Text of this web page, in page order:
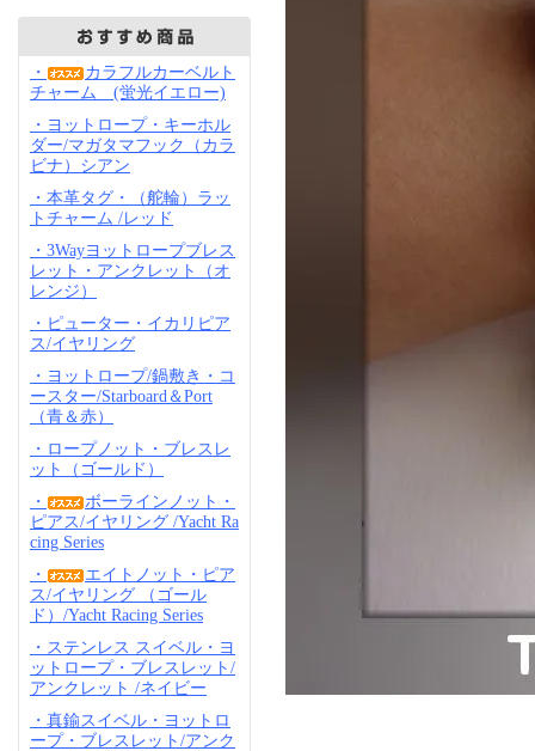
・
カラフルカーベルト
チャーム (蛍光イエロー)
・ヨットロープ・キーホル
ダー/マガタマフック（カラ
ビナ）シアン
・本革タグ・（舵輪）ラッ
トチャーム /レッド
・3Wayヨットロープブレス
レット・アンクレット（オ
レンジ）
・ピューター・イカリピア
ス/イヤリング
・ヨットロープ/鍋敷き・コ
ースター/Starboard＆Port
（青＆赤）
・ロープノット・ブレスレ
ット（ゴールド）
・
ボーラインノット・
ピアス/イヤリング /Yacht Ra
cing Series
・
エイトノット・ピア
ス/イヤリング （ゴール
ド）/Yacht Racing Series
・ステンレス スイベル・ヨ
ットロープ・ブレスレット/
アンクレット /ネイビー
・真鍮スイベル・ヨットロ
ープ・ブレスレット/アンク